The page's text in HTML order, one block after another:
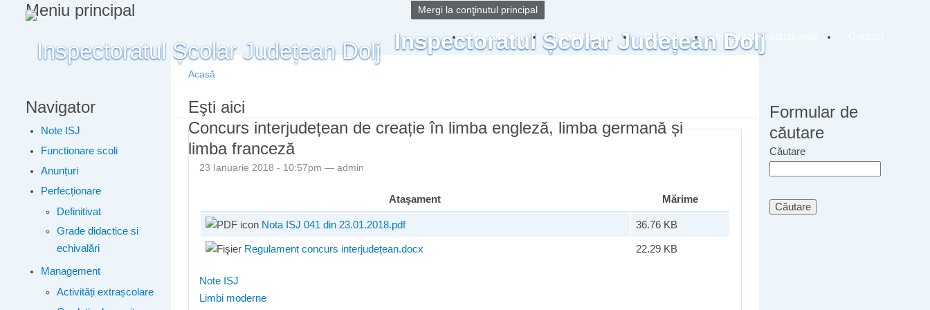
Mergi la conţinutul principal
Inspectoratul Școlar Județean Dolj
Meniu principal
Despre noi Interes public OLD site Integritate instituțională
Navigator
Note ISJ
Functionare scoli
Anunțuri
Perfecționare
Definitivat
Grade didactice si
echivalări
Management
Activități extrașcolare
Eşti aici
Acasă
Concurs interjudețean de creație în limba engleză, limba germană și
limba franceză
23 Ianuarie 2018 - 10:57pm — admin
Ataşament Mărime
Nota ISJ 041 din 23.01.2018.pdf 36.76 KB
Regulament concurs interjudețean.docx 22.29 KB
Note ISJ
Limbi moderne
Formular de
căutare
Căutare